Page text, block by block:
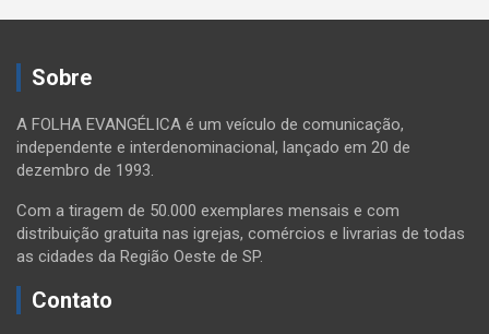
Paginação
de
posts
Sobre
A FOLHA EVANGÉLICA é um veículo de comunicação,
independente e interdenominacional, lançado em 20 de
dezembro de 1993.
Com a tiragem de 50.000 exemplares mensais e com
distribuição gratuita nas igrejas, comércios e livrarias de todas
as cidades da Região Oeste de SP.
Contato